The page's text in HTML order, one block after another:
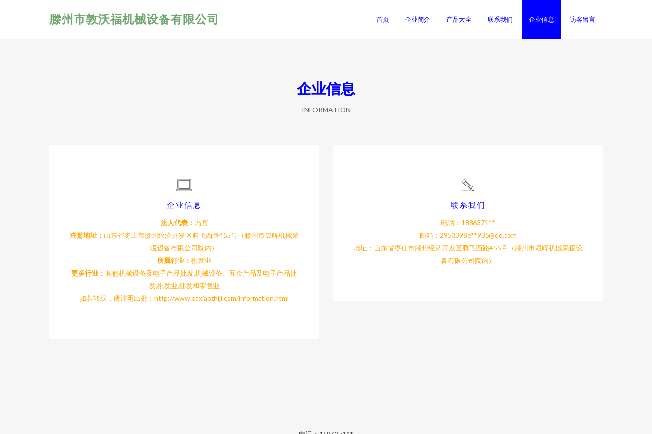
滕州市敦沃福机械设备有限公司 首页 企业简介 产品大全 联系我们 企业信息 访客留言
企业信息
INFORMATION
企业信息
法人代表： 冯宾
注册地址： 山东省枣庄市滕州经济开发区腾飞西路455号（滕州市晟晖机械采
暖设备有限公司院内）
所属行业： 批发业
更多行业： 其他机械设备及电子产品批发,机械设备、五金产品及电子产品批
发,批发业,批发和零售业
如若转载，请注明出处：http://www.sdxiaozhiji.com/information.html
联系我们
电话：1886371**
邮箱：2953398e**935@qq.com
地址：山东省枣庄市滕州经济开发区腾飞西路455号（滕州市晟晖机械采暖设
备有限公司院内）